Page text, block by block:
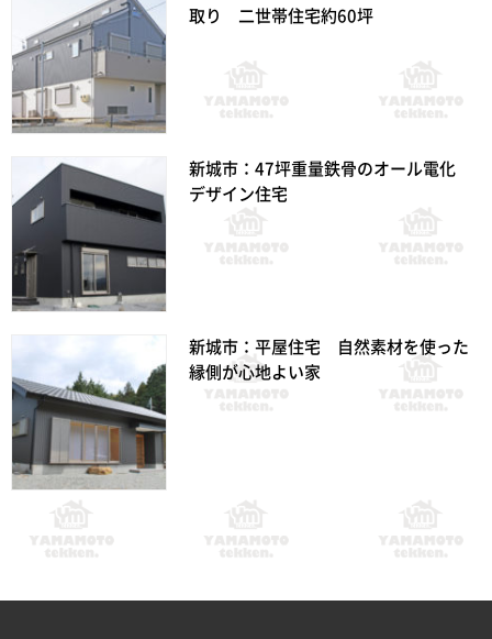
取り 二世帯住宅約60坪
新城市：47坪重量鉄骨のオール電化
デザイン住宅
新城市：平屋住宅 自然素材を使った
縁側が心地よい家